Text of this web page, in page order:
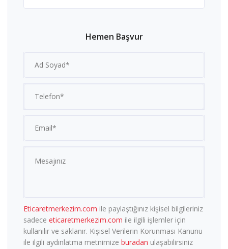
Hemen Başvur
Eticaretmerkezim.com ile paylaştığınız kişisel bilgileriniz
sadece eticaretmerkezim.com ile ilgili işlemler için
kullanılır ve saklanır. Kişisel Verilerin Korunması Kanunu
ile ilgili aydınlatma metnimize buradan ulaşabilirsiniz